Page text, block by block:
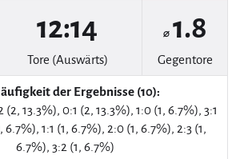
12:14
Tore (Auswärts)
⌀ 1.8
Gegentore
der Ergebnisse (10):
(2, 13.3%), 0:1 (2, 13.3%), 1:0 (1, 6.7%), 3:1
6.7%), 1:1 (1, 6.7%), 2:0 (1, 6.7%), 2:3 (1,
6.7%), 3:2 (1, 6.7%)